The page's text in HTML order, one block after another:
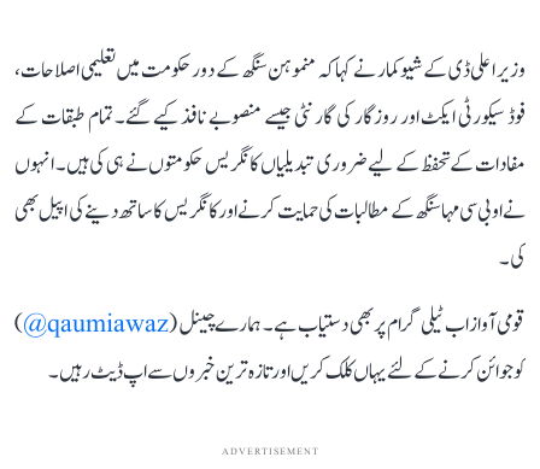
وزیر اعلی ڈی کے شیوکمار نے کہا کہ منموہن سنگھ کے دور حکومت میں تعلیمی اصلاحات،
فوڈ سیکورٹی ایکٹ اور روزگار کی گارنٹی جیسے منصوبے نافذ کیے گئے۔ تمام طبقات کے
مفادات کے تحفظ کے لیے ضروری تبدیلیاں کانگریس حکومتوں نے ہی کی ہیں۔ انہوں
نے او بی سی مہاسنگھ کے مطالبات کی حمایت کرنے اور کانگریس کا ساتھ دینے کی اپیل بھی
کی۔
قومی آواز اب ٹیلی گرام پر بھی دستیاب ہے۔ ہمارے چینل (qaumiawaz@
)
کو جوائن کرنے کے لئے یہاں کلک کریں اور تازہ ترین خبروں سے اپ ڈیٹ رہیں۔
ADVERTISEMENT